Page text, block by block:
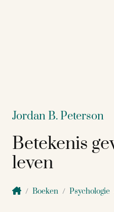
Jordan B. Peterson
Betekenis
leven
Boeken Psychologie